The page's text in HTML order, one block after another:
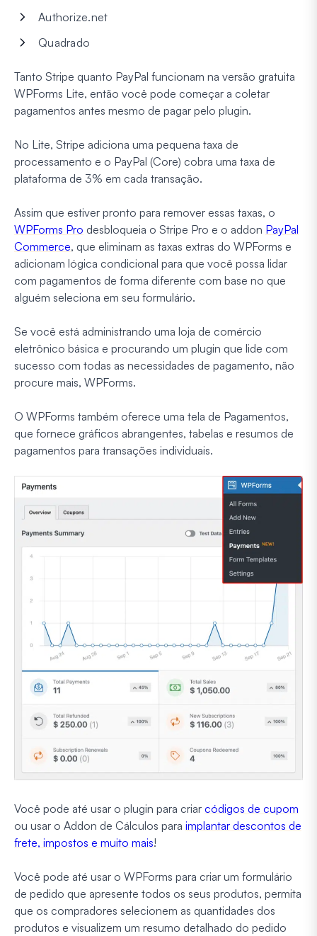
Authorize.net
Quadrado
Tanto Stripe quanto PayPal funcionam na versão gratuita
WPForms Lite, então você pode começar a coletar
pagamentos antes mesmo de pagar pelo plugin.
No Lite, Stripe adiciona uma pequena taxa de
processamento e o PayPal (Core) cobra uma taxa de
plataforma de 3% em cada transação.
Assim que estiver pronto para remover essas taxas, o
WPForms Pro desbloqueia o Stripe Pro e o addon PayPal
Commerce, que eliminam as taxas extras do WPForms e
adicionam lógica condicional para que você possa lidar
com pagamentos de forma diferente com base no que
alguém seleciona em seu formulário.
Se você está administrando uma loja de comércio
eletrônico básica e procurando um plugin que lide com
sucesso com todas as necessidades de pagamento, não
procure mais, WPForms.
O WPForms também oferece uma tela de Pagamentos,
que fornece gráficos abrangentes, tabelas e resumos de
pagamentos para transações individuais.
Você pode até usar o plugin para criar códigos de cupom
ou usar o Addon de Cálculos para implantar descontos de
frete, impostos e muito mais!
Você pode até usar o WPForms para criar um formulário
de pedido que apresente todos os seus produtos, permita
que os compradores selecionem as quantidades dos
produtos e visualizem um resumo detalhado do pedido